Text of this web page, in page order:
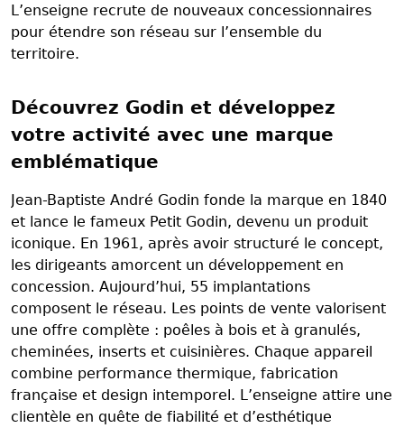
L’enseigne recrute de nouveaux concessionnaires
pour étendre son réseau sur l’ensemble du
territoire.
Découvrez Godin et développez
votre activité avec une marque
emblématique
Jean-Baptiste André Godin fonde la marque en 1840
et lance le fameux Petit Godin, devenu un produit
iconique. En 1961, après avoir structuré le concept,
les dirigeants amorcent un développement en
concession. Aujourd’hui, 55 implantations
composent le réseau. Les points de vente valorisent
une offre complète : poêles à bois et à granulés,
cheminées, inserts et cuisinières. Chaque appareil
combine performance thermique, fabrication
française et design intemporel. L’enseigne attire une
clientèle en quête de fiabilité et d’esthétique